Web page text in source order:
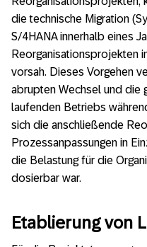
die technische Migration
S/4HANA innerhalb eines
Reorganisationsprojekten
vorsah. Dieses Vorgehen
abrupten Wechsel und die
laufenden Betriebs
sich die anschließende
Prozessanpassungen in
die Belastung für die
dosierbar war.
Etablierung von